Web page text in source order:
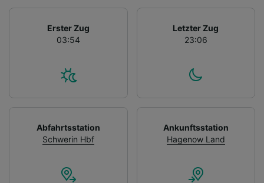
Erster Zug
03:54
Letzter Zug
23:06
Abfahrtsstation
Schwerin Hbf
Ankunftsstation
Hagenow Land